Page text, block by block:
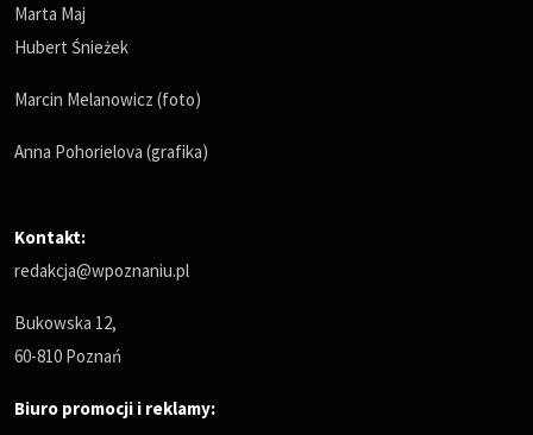
Marta Maj
Hubert Śnieżek
Marcin Melanowicz (foto)
Anna Pohorielova (grafika)
Kontakt:
redakcja@wpoznaniu.pl
Bukowska 12,
60-810 Poznań
Biuro promocji i reklamy: